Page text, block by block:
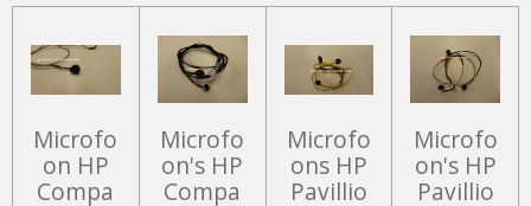
Microfo
on HP
Compa
Microfo
on's HP
Compa
Microfo
ons HP
Pavillio
Microfo
on's HP
Pavillio